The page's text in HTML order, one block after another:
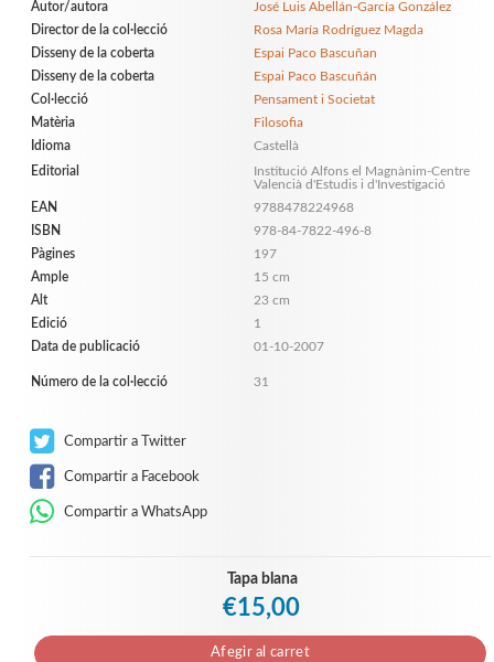
Autor/autora
José Luis Abellán-García González
Director de la col·lecció
Rosa María Rodríguez Magda
Disseny de la coberta
Espai Paco Bascuñan
Disseny de la coberta
Espai Paco Bascuñán
Col·lecció
Pensament i Societat
Matèria
Filosofia
Idioma
Castellà
Editorial
Institució Alfons el Magnànim-Centre
Valencià d'Estudis i d'Investigació
EAN
9788478224968
ISBN
978-84-7822-496-8
Pàgines
197
Ample
15 cm
Alt
23 cm
Edició
1
Data de publicació
01-10-2007
Número de la col·lecció 31
Compartir a Twitter
Compartir a Facebook
Compartir a WhatsApp
Tapa blana
€15,00
Afegir al carret